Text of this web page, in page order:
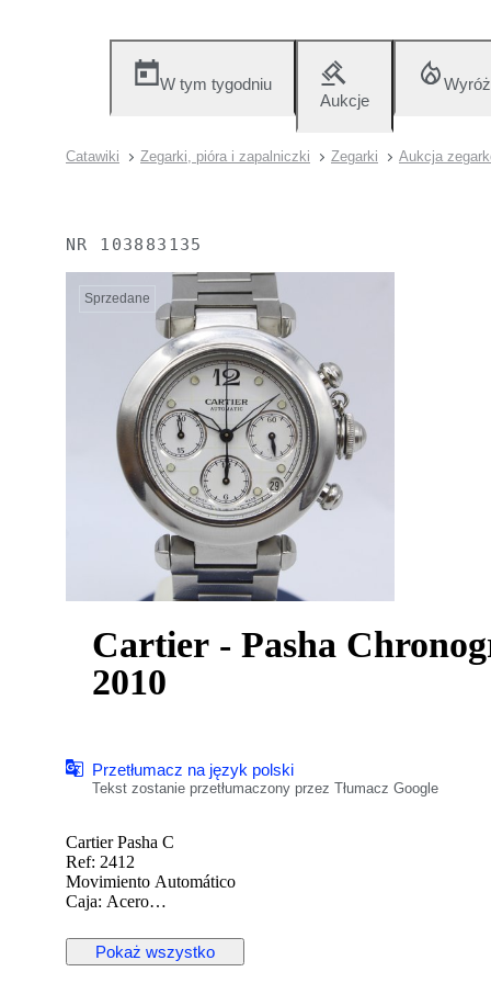
W tym tygodniu
Aukcje
Catawiki Zegarki, pióra i zapalniczki Zegarki Aukcja
NR 103883135
Sprzedane
Cartier - Pasha
2010
Przetłumacz na język polski
Tekst zostanie przetłumaczony przez Tłumacz Google
Cartier Pasha C
Ref: 2412
Movimiento Automático
Caja: Acero
Corona: Original
Cristal: Zafiro
Pokaż wszystko